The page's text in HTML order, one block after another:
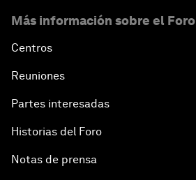
Más información sobre el Foro
Centros
Reuniones
Partes interesadas
Historias del Foro
Notas de prensa